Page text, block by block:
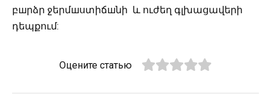
բшրձր ջերմшստիճшնի և ուժեղ գլխացավերի
դեպքում:
Оцените статью